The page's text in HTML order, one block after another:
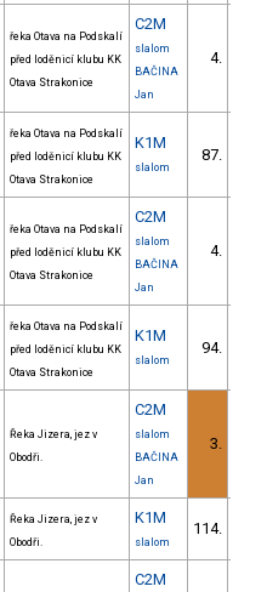
řeka Otava na Podskalí
před loděnicí klubu KK
Otava Strakonice
C2M
slalom
BAČINA
Jan
4.
řeka Otava na Podskalí
před loděnicí klubu KK
Otava Strakonice
K1M
slalom
87.
řeka Otava na Podskalí
před loděnicí klubu KK
Otava Strakonice
C2M
slalom
BAČINA
Jan
4.
řeka Otava na Podskalí
před loděnicí klubu KK
Otava Strakonice
K1M
slalom
94.
Řeka Jizera, jez v
Obodři.
C2M
slalom
BAČINA
Jan
3.
Řeka Jizera, jez v
Obodři.
K1M
slalom
114.
C2M